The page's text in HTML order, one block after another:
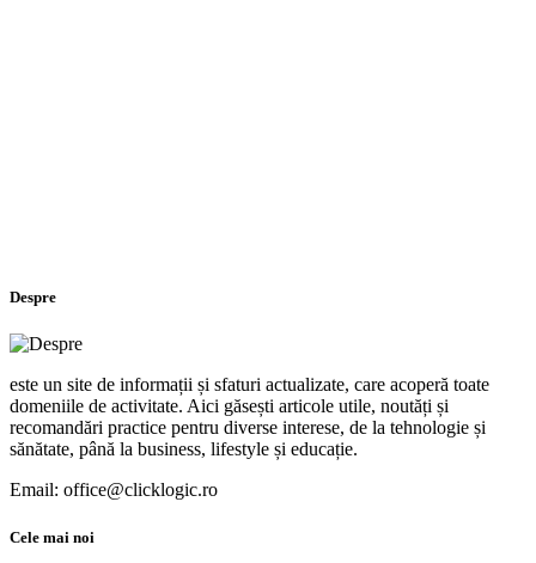
Despre
este un site de informații și sfaturi actualizate, care acoperă toate
domeniile de activitate. Aici găsești articole utile, noutăți și
recomandări practice pentru diverse interese, de la tehnologie și
sănătate, până la business, lifestyle și educație.
Email: office@clicklogic.ro
Cele mai noi